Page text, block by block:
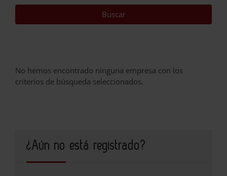
No hemos encontrado ninguna empresa con los
criterios de búsqueda seleccionados.
¿Aún no está registrado?